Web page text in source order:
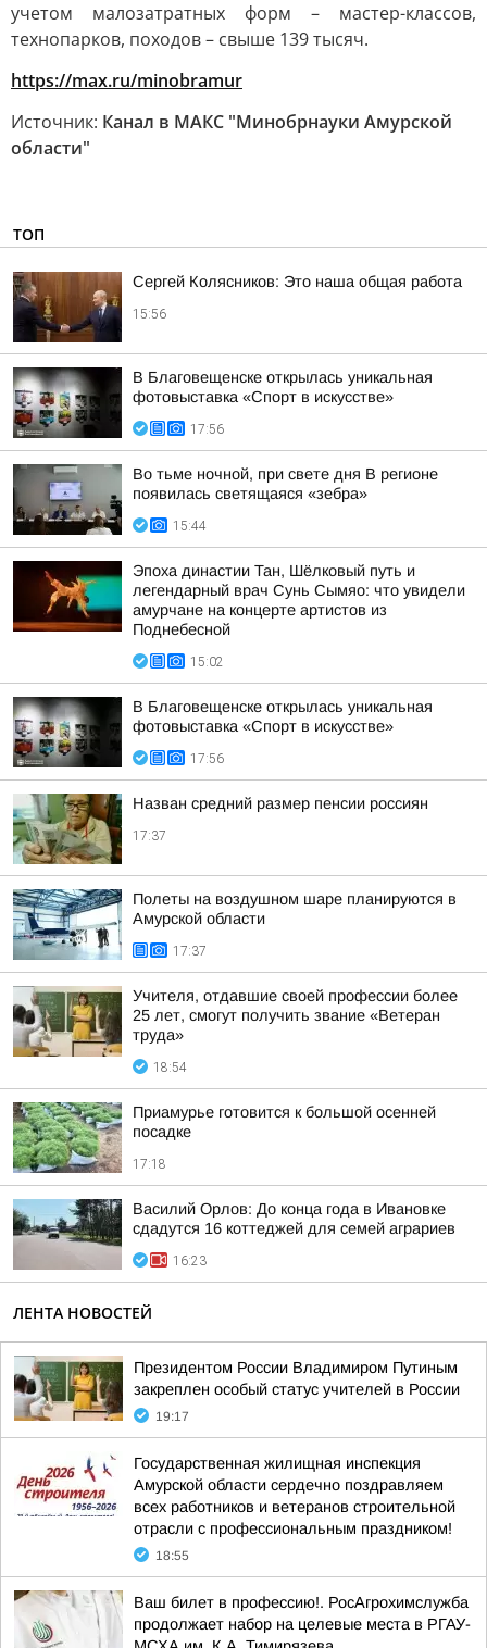
учетом малозатратных форм – мастер-классов,
технопарков, походов – свыше 139 тысяч.
https://max.ru/minobramur
Источник: Канал в МАКС "Минобрнауки Амурской
области"
ТОП
Сергей Колясников: Это наша общая работа
15:56
В Благовещенске открылась уникальная
фотовыставка «Спорт в искусстве»
17:56
Во тьме ночной, при свете дня В регионе
появилась светящаяся «зебра»
15:44
Эпоха династии Тан, Шёлковый путь и
легендарный врач Сунь Сымяо: что увидели
амурчане на концерте артистов из
Поднебесной
15:02
В Благовещенске открылась уникальная
фотовыставка «Спорт в искусстве»
17:56
Назван средний размер пенсии россиян
17:37
Полеты на воздушном шаре планируются в
Амурской области
17:37
Учителя, отдавшие своей профессии более
25 лет, смогут получить звание «Ветеран
труда»
18:54
Приамурье готовится к большой осенней
посадке
17:18
Василий Орлов: До конца года в Ивановке
сдадутся 16 коттеджей для семей аграриев
16:23
ЛЕНТА НОВОСТЕЙ
Президентом России Владимиром Путиным
закреплен особый статус учителей в России
19:17
Государственная жилищная инспекция
Амурской области сердечно поздравляем
всех работников и ветеранов строительной
отрасли с профессиональным праздником!
18:55
Ваш билет в профессию!. РосАгрохимслужба
продолжает набор на целевые места в РГАУ-